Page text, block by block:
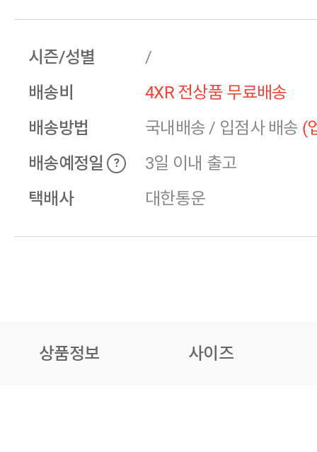
시즌/성별
/
배송비
4XR 전상품 무료배송
배송방법
국내배송 / 입점사 배송 (
배송예정일
?
3일 이내 출고
택배사
대한통운
상품정보 사이즈